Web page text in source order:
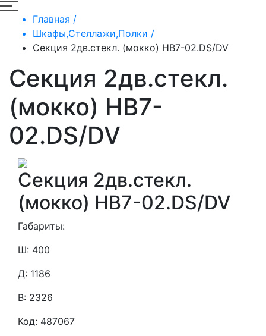
Главная /
Шкафы,Стеллажи,Полки /
Секция 2дв.стекл. (мокко) HB7-02.DS/DV
Секция 2дв.стекл.
(мокко) HB7-
02.DS/DV
Секция 2дв.стекл.
(мокко) HB7-02.DS/DV
Габариты:
Ш: 400
Д: 1186
В: 2326
Код: 487067